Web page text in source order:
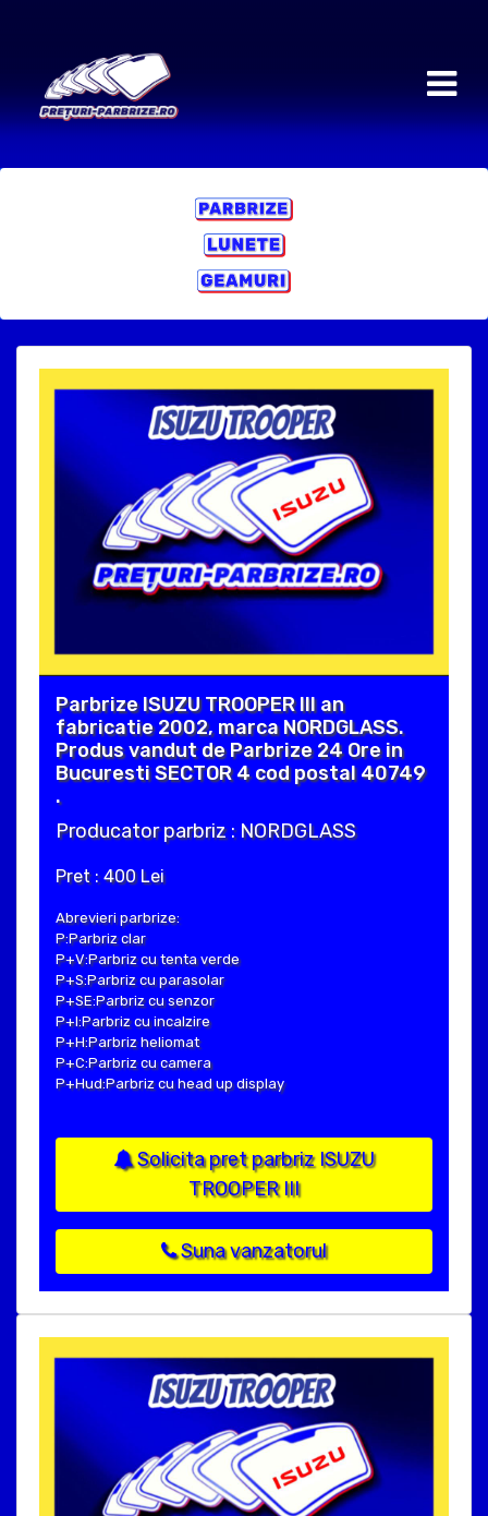
Parbrize ISUZU TROOPER III an
fabricatie 2002, marca NORDGLASS.
Produs vandut de Parbrize 24 Ore in
Bucuresti SECTOR 4 cod postal 40749
.
Producator parbriz : NORDGLASS
Pret : 400 Lei
Abrevieri parbrize:
P:Parbriz clar
P+V:Parbriz cu tenta verde
P+S:Parbriz cu parasolar
P+SE:Parbriz cu senzor
P+I:Parbriz cu incalzire
P+H:Parbriz heliomat
P+C:Parbriz cu camera
P+Hud:Parbriz cu head up display
Solicita pret parbriz ISUZU
TROOPER III
Suna vanzatorul